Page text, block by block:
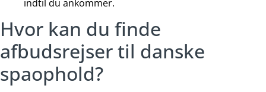
indtil du ankommer.
Hvor kan du finde
afbudsrejser til danske
spaophold?